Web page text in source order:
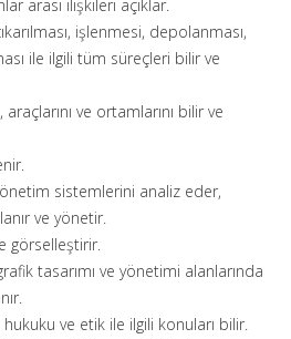
arası ilişkileri açıklar.
işlenmesi, depolanması,
ile ilgili tüm süreçleri bilir ve
ve ortamlarını bilir ve
sistemlerini analiz eder,
ve yönetir.
görselleştirir.
tasarımı ve yönetimi alanlarında
ve etik ile ilgili konuları bilir.